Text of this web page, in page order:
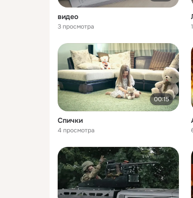
видео
3 просмотра
00:15
Спички
4 просмотра